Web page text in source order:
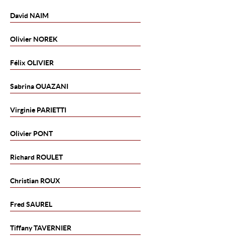
David NAIM
Olivier NOREK
Félix OLIVIER
SabrinaOUAZANI
Virginie PARIETTI
Olivier PONT
Richard ROULET
Christian ROUX
Fred SAUREL
TiffanyTAVERNIER